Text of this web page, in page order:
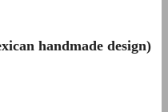
handmade design)